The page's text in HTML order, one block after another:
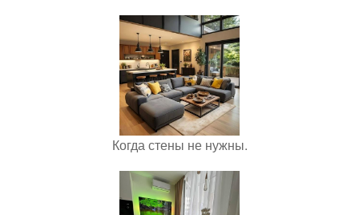
Когда стены не нужны.